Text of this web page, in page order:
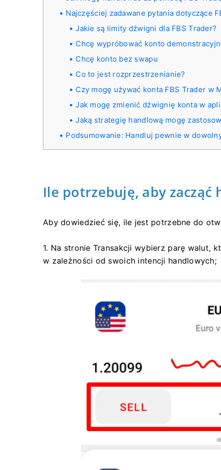
Najczęściej zadawane pytania dotyczące
Jakie są limity dźwigni dla FBS Trader?
Chcę wypróbować konto
Chcę konto bez swapu
Co to jest rozprzestrzenianie?
Czy mogę używać konta FBS Trader w
Jak mogę zmienić dźwignię konta w
Jaką strategię handlową mogę
Podsumowanie: Handluj pewnie w
Ile potrzebuję, aby zacząć
Aby dowiedzieć się, ile jest potrzebne do
1. Na stronie Transakcji wybierz parę walut,
w zależności od swoich intencji handlowych;